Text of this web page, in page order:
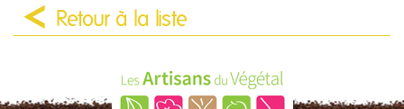
Retour à la liste